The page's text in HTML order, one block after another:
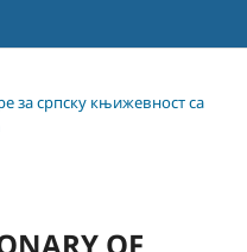
за српску књижевност са